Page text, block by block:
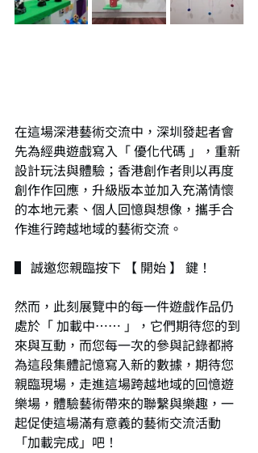
在這場深港藝術交流中，深圳發起者會
先為經典遊戲寫入「 優化代碼 」，重新
設計玩法與體驗；香港創作者則以再度
創作作回應，升級版本並加入充滿情懷
的本地元素、個人回憶與想像，攜手合
作進行跨越地域的藝術交流。
▌ 誠邀您親臨按下 【 開始 】 鍵！
然而，此刻展覽中的每一件遊戲作品仍
處於「 加載中…… 」，它們期待您的到
來與互動，而您每一次的參與記錄都將
為這段集體記憶寫入新的數據，期待您
親臨現場，走進這場跨越地域的回憶遊
樂場，體驗藝術帶來的聯繫與樂趣，一
起促使這場滿有意義的藝術交流活動
「加載完成」吧！